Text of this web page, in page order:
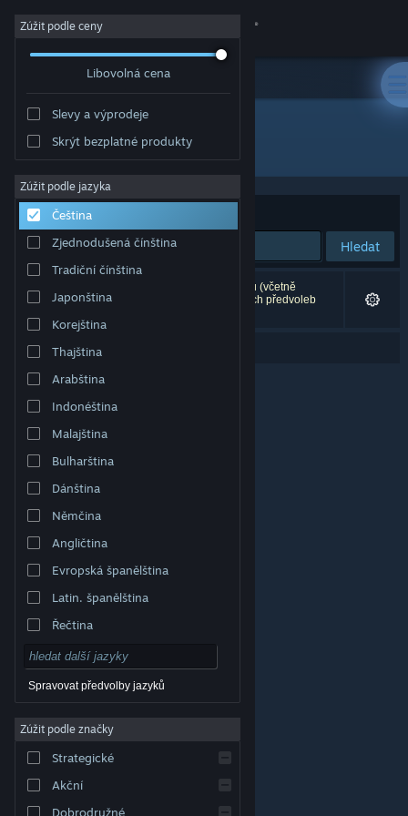
Přihlásit se
Komunita
Informace
Podpora
Změnit jazyk
Mobilní aplikace služby Steam
Desktopová verze stránky
© Valve Corporation. Všechna práva vyhrazena.
příslušných subjektů v USA a dalších zemích.
Smlouva o užívání služby Steam
Cookies
Zúžit podle ceny
Libovolná cena
Slevy a výprodeje
Skrýt bezplatné produkty
Zúžit podle jazyka
Čeština
Zjednodušená čínština
Tradiční čínština
Japonština
Korejština
Thajština
Arabština
Indonéština
Malajština
Bulharština
Dánština
Němčina
Angličtina
Evropská španělština
Latin. španělština
Řečtina
Spravovat předvolby jazyků
Zúžit podle značky
Strategické
Akční
Dobrodružné
"The Vagabond Emperor"
Seřadit podle
Hledat
Vašemu zadání odpovídá 0 výsledků. 2 produktů (včetně
produktuThe Vagabond Emperor
) bylo dle Vašich předvoleb
Neměli jste na mysli „